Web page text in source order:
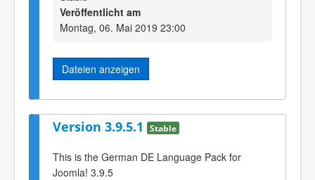
Veröffentlicht am
Montag, 06. Mai 2019 23:00
Dateien anzeigen
Version 3.9.5.1 Stable
This is the German DE Language Pack for
Joomla! 3.9.5